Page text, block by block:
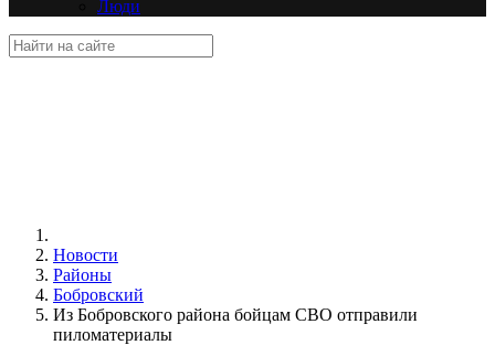
Люди
Новости
Районы
Бобровский
Из Бобровского района бойцам СВО отправили
пиломатериалы